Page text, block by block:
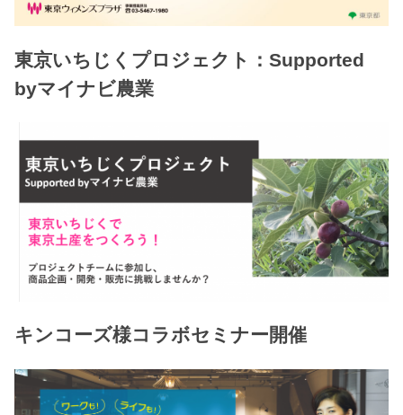
東京いちじくプロジェクト：Supported
byマイナビ農業
キンコーズ様コラボセミナー開催